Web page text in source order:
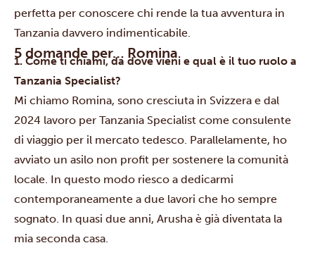
perfetta per conoscere chi rende la tua avventura in
Tanzania davvero indimenticabile.
5 domande per… Romina
1. Come ti chiami, da dove vieni e qual è il tuo ruolo a
Tanzania Specialist?
Mi chiamo Romina, sono cresciuta in Svizzera e dal
2024 lavoro per Tanzania Specialist come consulente
di viaggio per il mercato tedesco. Parallelamente, ho
avviato un asilo non profit per sostenere la comunità
locale. In questo modo riesco a dedicarmi
contemporaneamente a due lavori che ho sempre
sognato. In quasi due anni, Arusha è già diventata la
mia seconda casa.